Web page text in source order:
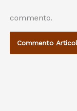
commento.